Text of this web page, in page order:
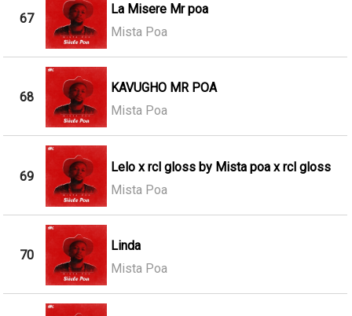
67
La Misere Mr poa
Mista Poa
68
KAVUGHO MR POA
Mista Poa
69
Lelo x rcl gloss by Mista poa x rcl gloss
Mista Poa
70
Linda
Mista Poa